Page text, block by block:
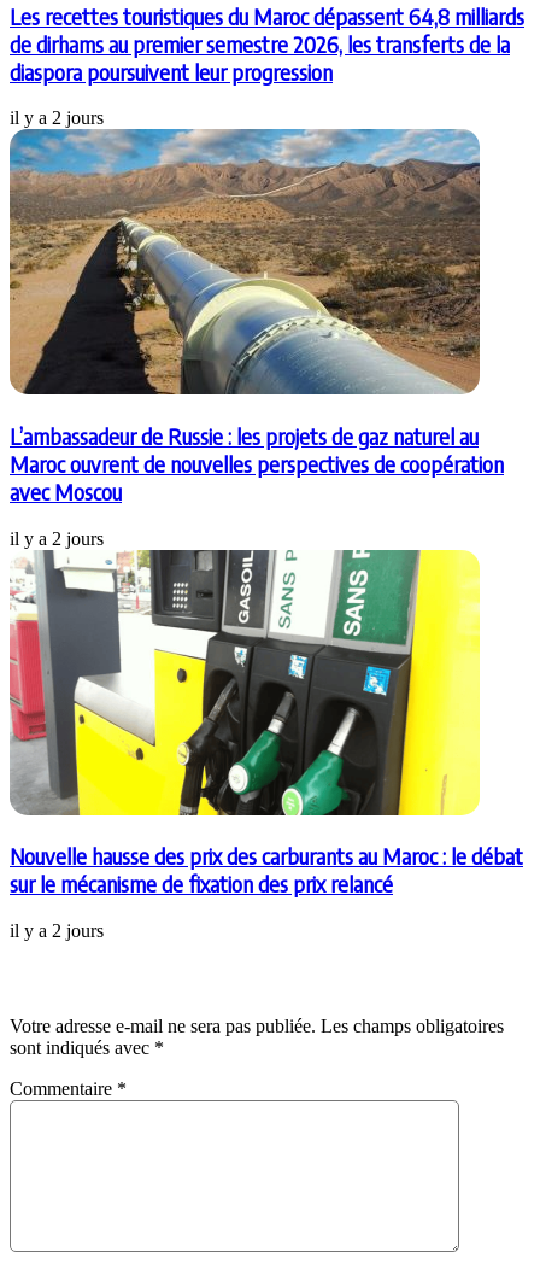
Les recettes touristiques du Maroc dépassent 64,8 milliards
de dirhams au premier semestre 2026, les transferts de la
diaspora poursuivent leur progression
il y a 2 jours
L’ambassadeur de Russie : les projets de gaz naturel au
Maroc ouvrent de nouvelles perspectives de coopération
avec Moscou
il y a 2 jours
Nouvelle hausse des prix des carburants au Maroc : le débat
sur le mécanisme de fixation des prix relancé
il y a 2 jours
Votre adresse e-mail ne sera pas publiée. Les champs obligatoires
sont indiqués avec *
Commentaire *